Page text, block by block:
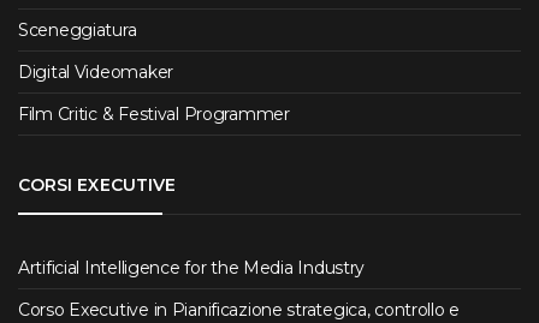
Sceneggiatura
Digital Videomaker
Film Critic & Festival Programmer
CORSI EXECUTIVE
Artificial Intelligence for the Media Industry
Corso Executive in Pianificazione strategica, controllo e